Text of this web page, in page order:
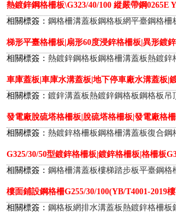
熱鍍鋅鋼格柵板\G323/40/100 縱嚴帶鋼0265E
相關標簽： 鋼格柵溝蓋板鋼格板網平臺鋼格柵
梯形平臺格柵板|扇形60度浸鋅格柵板|異形鍍
相關標簽： 熱鍍鋅鋼格板鋼格柵溝蓋板熱鍍鋅
車庫蓋板|車庫水溝蓋板|地下停車廠水溝蓋板|
相關標簽： 鍍鋅溝蓋板熱鍍鋅鋼格板鋼格板吊
發電廠脫硫塔格柵板|脫硫塔格柵板|發電廠格
相關標簽： 熱鍍鋅格柵板鋼格柵溝蓋板復合鋼
G325/30/50型鍍鋅格柵板|鍍鋅格柵板|格柵板
相關標簽： 鋼格柵溝蓋板樓梯踏步板平臺鋼格
樓面鋪設鋼格柵G255/30/100(YB/T4001-2019
相關標簽： 鋼格板網排水溝蓋板熱鍍鋅格柵板